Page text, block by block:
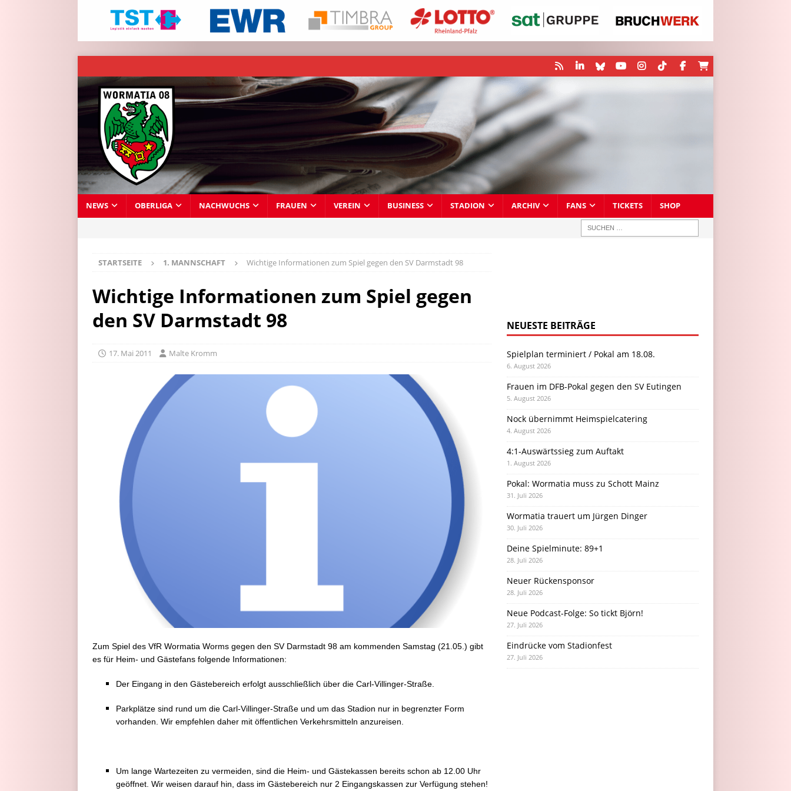
NEWS OBERLIGA NACHWUCHS FRAUEN VEREIN BUSINESS STADION ARCHIV FANS TICKETS SHOP
STARTSEITE 1. MANNSCHAFT Wichtige Informationen zum Spiel gegen den SV Darmstadt 98
Wichtige Informationen zum Spiel gegen
den SV Darmstadt 98
17. Mai 2011 Malte Kromm
Zum Spiel des VfR Wormatia Worms gegen den SV Darmstadt 98 am kommenden Samstag (21.05.) gibt
es für Heim- und Gästefans folgende Informationen:
Der Eingang in den Gästebereich erfolgt ausschließlich über die Carl-Villinger-Straße.
Parkplätze sind rund um die Carl-Villinger-Straße und um das Stadion nur in begrenzter Form
vorhanden. Wir empfehlen daher mit öffentlichen Verkehrsmitteln anzureisen.
Um lange Wartezeiten zu vermeiden, sind die Heim- und Gästekassen bereits schon ab 12.00 Uhr
geöffnet. Wir weisen darauf hin, dass im Gästebereich nur 2 Eingangskassen zur Verfügung stehen!
NEUESTE BEITRÄGE
Spielplan terminiert / Pokal am 18.08.
6. August 2026
Frauen im DFB-Pokal gegen den SV Eutingen
5. August 2026
Nock übernimmt Heimspielcatering
4. August 2026
4:1-Auswärtssieg zum Auftakt
1. August 2026
Pokal: Wormatia muss zu Schott Mainz
31. Juli 2026
Wormatia trauert um Jürgen Dinger
30. Juli 2026
Deine Spielminute: 89+1
28. Juli 2026
Neuer Rückensponsor
28. Juli 2026
Neue Podcast-Folge: So tickt Björn!
27. Juli 2026
Eindrücke vom Stadionfest
27. Juli 2026